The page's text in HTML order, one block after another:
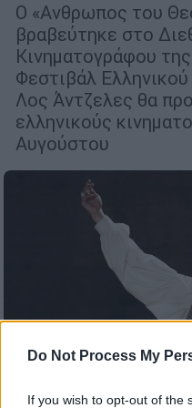
Do Not Process My
If you wish to opt-out of the
Ο «Ανθρωπος του
βραβεύτηκε στο
Κινηματογράφου
Φεστιβάλ
Λος Άντζελες θα
ελληνικούς
Αυγούστου